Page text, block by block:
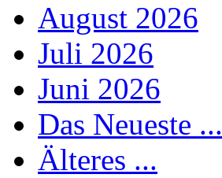
August 2026
Juli 2026
Juni 2026
Das Neueste ...
Älteres ...